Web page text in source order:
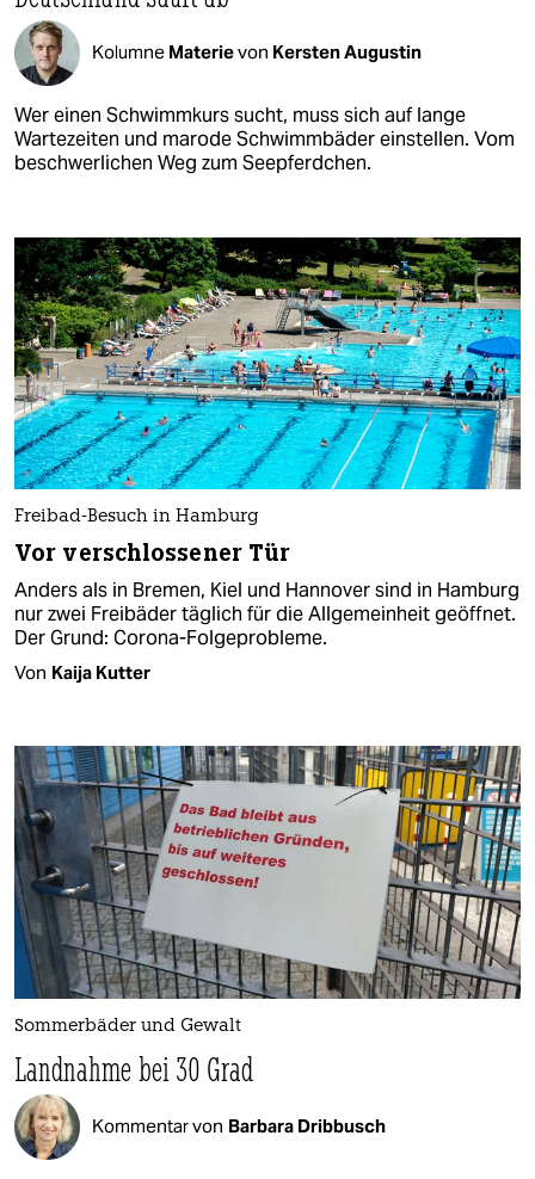
Kolumne Materievon Kersten Augustin
Wer einen Schwimmkurs sucht, muss sich auf lange
Wartezeiten und marode Schwimmbäder einstellen. Vom
beschwerlichen Weg zum Seepferdchen.
Freibad-Besuch in Hamburg
Vor verschlossener Tür
Anders als in Bremen, Kiel und Hannover sind in Hamburg
nur zwei Freibäder täglich für die Allgemeinheit geöffnet.
Der Grund: Corona-Folgeprobleme.
Von Kaija Kutter
Sommerbäder und Gewalt
Landnahme bei 30 Grad
Kommentar von Barbara Dribbusch